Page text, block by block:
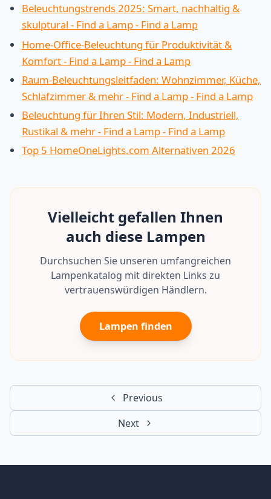
Beleuchtungstrends 2025: Smart, nachhaltig &
skulptural - Find a Lamp - Find a Lamp
Home-Office-Beleuchtung für Produktivität &
Komfort - Find a Lamp - Find a Lamp
Raum-Beleuchtungsleitfaden: Wohnzimmer, Küche,
Schlafzimmer & mehr - Find a Lamp - Find a Lamp
Beleuchtung für Ihren Stil: Modern, Industriell,
Rustikal & mehr - Find a Lamp - Find a Lamp
Top 5 HomeOneLights.com Alternativen 2026
Vielleicht gefallen Ihnen
auch diese Lampen
Durchsuchen Sie unseren umfangreichen
Lampenkatalog mit direkten Links zu
vertrauenswürdigen Händlern.
Lampen finden
Previous
Next